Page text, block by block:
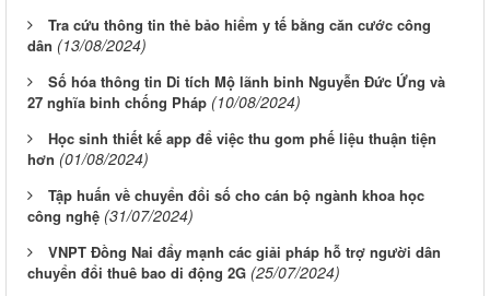
Tra cứu thông tin thẻ bảo hiểm y tế bằng căn cước công
dân (13/08/2024)
Số hóa thông tin Di tích Mộ lãnh binh Nguyễn Đức Ứng và
27 nghĩa binh chống Pháp (10/08/2024)
Học sinh thiết kế app để việc thu gom phế liệu thuận tiện
hơn (01/08/2024)
Tập huấn về chuyển đổi số cho cán bộ ngành khoa học
công nghệ (31/07/2024)
VNPT Đồng Nai đẩy mạnh các giải pháp hỗ trợ người dân
chuyển đổi thuê bao di động 2G (25/07/2024)